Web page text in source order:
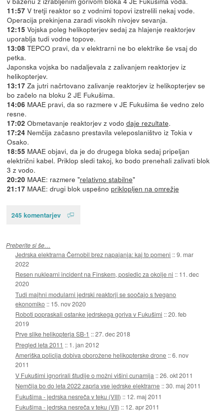
11:57V tretji reaktor so z vodnimi topovi izstrelili nekaj vode.
Operacija prekinjena zaradi visokih nivojev sevanja.
12:15 Vojska poleg helikopterjev sedaj za hlajenje reaktorjev
uporablja tudi vodne topove.
13:08 TEPCO pravi, da v elektrarni ne bo elektrike še vsaj do
petka.
Japonska vojska bo nadaljevala z zalivanjem reaktorjev iz
helikopterjev.
13:17Za jutri načrtovano zalivanje reaktorjev iz helikopterjev se
bo začelo na bloku 2 JE Fukušima.
14:06 MAAE pravi, da so razmere v JE Fukušima še vedno zelo
resne.
17:02 Obmetavanje reaktorjev z vodo daje rezultate.
17:24 Nemčija začasno prestavila veleposlaništvo iz Tokia v
Osako.
18:55 MAAE objavi, da je do drugega bloka sedaj pripeljan
električni kabel. Priklop sledi takoj, ko bodo prenehali zalivati blok
3 z vodo.
20:20 MAAE: razmere "relativno stabilne"
21:17MAAE: drugi blok uspešno priklopljen na omrežje
245 komentarjev
Preberite si še…
Jedrska elektrarna Černobil brez napajanja: kaj to pomeni ::9. mar
2022
Resen nuklearni incident na Finskem, posledic za okolje ni :: 11. dec
2020
Tudi majhni modularni jedrski reaktorji se soočajo s tvegano
ekonomiko :: 15. nov 2020
Roboti popraskali ostanke jedrskega goriva v Fukušimi ::20. feb
2019
Prve slike helikopterja SB-1 ::27. dec 2018
Pregled leta 2011 :: 1. jan 2012
Ameriška policija dobiva oborožene helikopterske drone ::6. nov
2011
V Fukušimi ignorirali študije o možni višini cunamija ::26. okt 2011
Nemčija bo do leta 2022 zaprla vse jedrske elektrarne ::30. maj 2011
Fukušima - jedrska nesreča v teku (VIII) :: 12. maj 2011
Fukušima - jedrska nesreča v teku (VII) :: 12. apr 2011